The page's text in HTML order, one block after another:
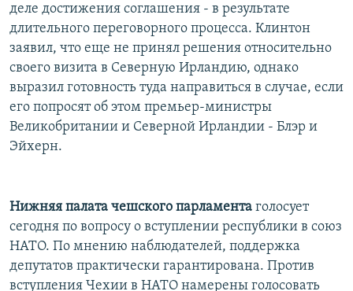
деле достижения соглашения - в результате
длительного переговорного процесса. Клинтон
заявил, что еще не принял решения относительно
своего визита в Северную Ирландию, однако
выразил готовность туда направиться в случае, если
его попросят об этом премьер-министры
Великобритании и Северной Ирландии - Блэр и
Эйхерн.
Нижняя палата чешского парламента голосует
сегодня по вопросу о вступлении республики в союз
НАТО. По мнению наблюдателей, поддержка
депутатов практически гарантирована. Против
вступления Чехии в НАТО намерены голосовать